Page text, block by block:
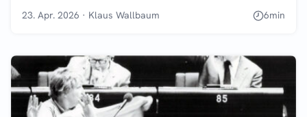
23. Apr. 2026 · Klaus Wallbaum 6min